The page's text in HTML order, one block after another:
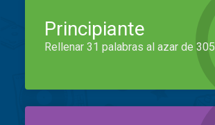
Principiante
Rellenar 31 palabras al azar de